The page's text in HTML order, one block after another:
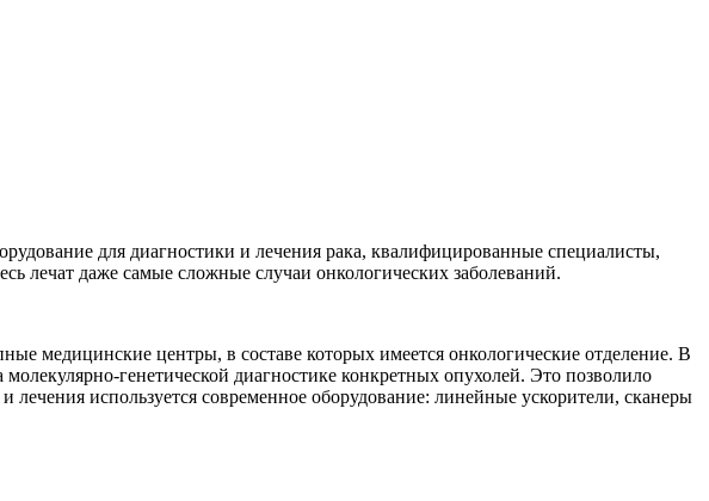
для диагностики и лечения рака, квалифицированные специалисты,
лечат даже самые сложные случаи онкологических заболеваний.
медицинские центры, в составе которых имеется онкологические отделение. В
генетической диагностике конкретных опухолей. Это позволило
используется современное оборудование: линейные ускорители, сканеры